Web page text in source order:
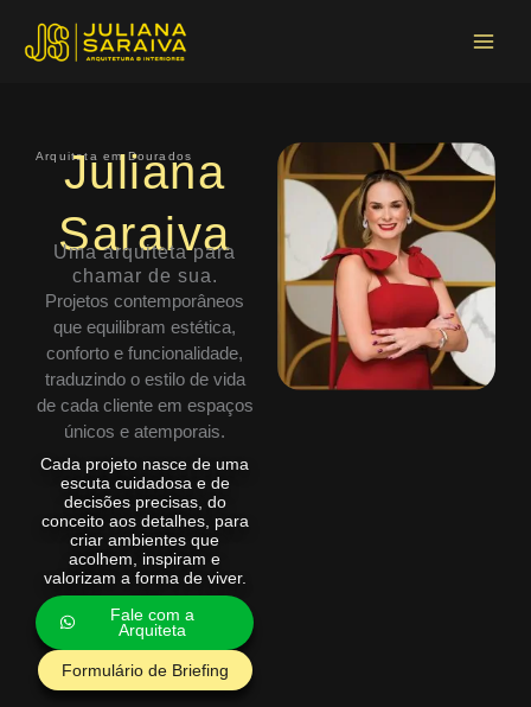
Arquiteta em Dourados
Juliana
Saraiva
Uma arquiteta para
chamar de sua.
Projetos contemporâneos
que equilibram estética,
conforto e funcionalidade,
traduzindo o estilo de vida
de cada cliente em espaços
únicos e atemporais.
Cada projeto nasce de uma
escuta cuidadosa e de
decisões precisas, do
conceito aos detalhes, para
criar ambientes que
acolhem, inspiram e
valorizam a forma de viver.
Fale com a
Arquiteta
Formulário de Briefing